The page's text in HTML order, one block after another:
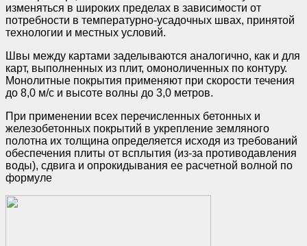
изменяться в широких пределах в зависимости от
потребности в температурно-усадочных швах, принятой
технологии и местных условий.
Швы между картами заделываются аналогично, как и для
карт, выполненных из плит, омоноличенных по контуру.
Монолитные покрытия применяют при скорости течения
до 8,0 м/с и высоте волны до 3,0 метров.
При применении всех перечисленных бетонных и
железобетонных покрытий в укрепление земляного
полотна их толщина определяется исходя из требований
обеспечения плиты от всплытия (из-за противодавления
воды), сдвига и опрокидывания ее расчетной волной по
формуле